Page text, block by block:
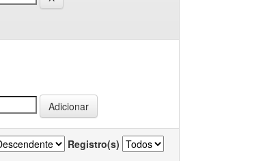
Registro(s)